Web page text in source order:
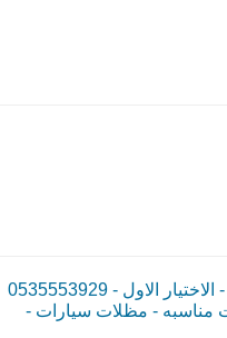
افضل انواع المظلات والسواتر الرياض - الاختيار الاول - 0535553929
مناسبه - مظلات سيارات -